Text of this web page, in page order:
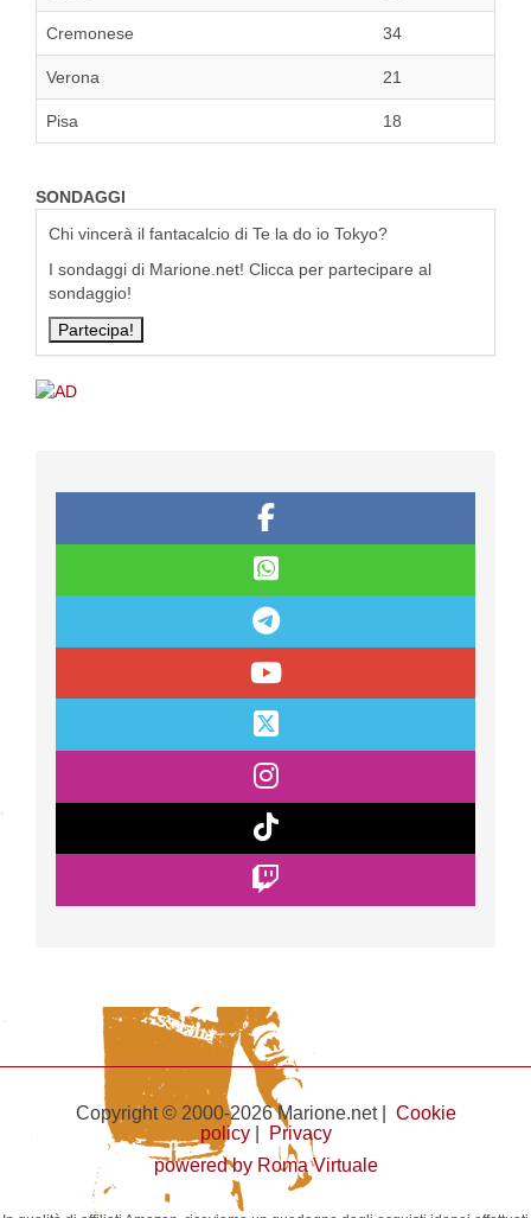
Cremonese 34
Verona 21
Pisa 18
SONDAGGI
Chi vincerà il fantacalcio di Te la do io Tokyo?
I sondaggi di Marione.net! Clicca per partecipare al
sondaggio!
Copyright © 2000-2026 Marione.net | Cookie
policy|
Privacy
powered by Roma Virtuale